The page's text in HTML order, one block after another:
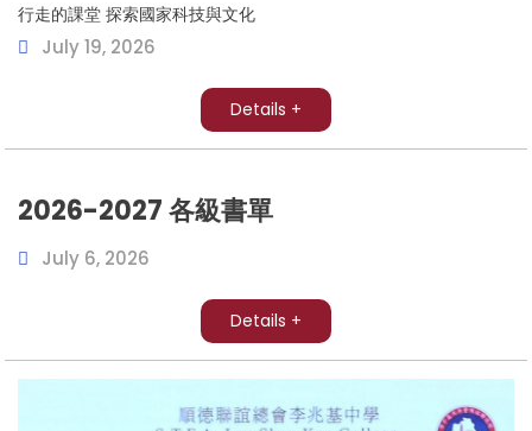
行走的課堂 探索國家科技與文化
July 19, 2026
Details +
2026-2027 各級書單
July 6, 2026
Details +